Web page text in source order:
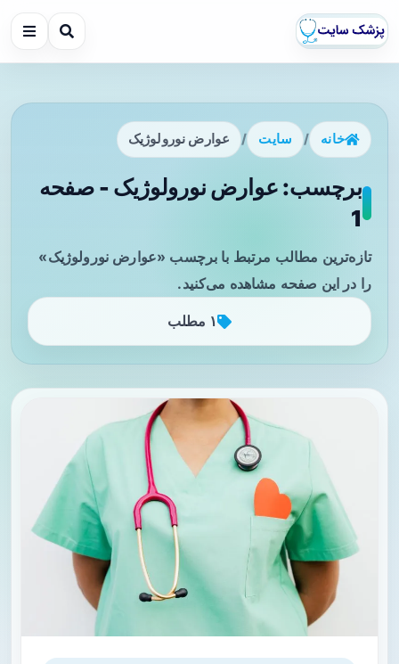
خانه / سایت / عوارض نورولوژیک
برچسب: عوارض نورولوژیک - صفحه
1
تازه‌ترین مطالب مرتبط با برچسب «عوارض نورولوژیک»
را در این صفحه مشاهده می‌کنید.
۱ مطلب